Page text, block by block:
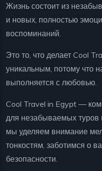
Жизнь состоит из
и новых, полностью
воспоминаний.
Это то, что делает Cool
уникальным, потому что
выполняется с любовью.
Cool Travel in Egypt —
для незабываемых туров
мы уделяем внимание
тонкостям, заботимся о
безопасности.